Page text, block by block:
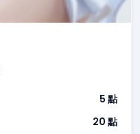
5 點
20 點